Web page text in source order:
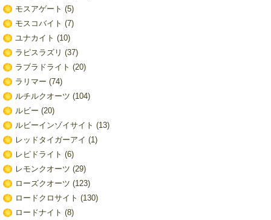
モスアゲート (5)
モスコバイト (7)
ユナカイト (10)
ラピスラズリ (37)
ラブラドライト (20)
ラリマー (74)
ルチルクオーツ (104)
ルビー (20)
ルビーインゾイサイト (13)
レッドタイガーアイ (1)
レピドライト (6)
レモンクオーツ (29)
ローズクオーツ (123)
ロードクロサイト (130)
ロードナイト (8)